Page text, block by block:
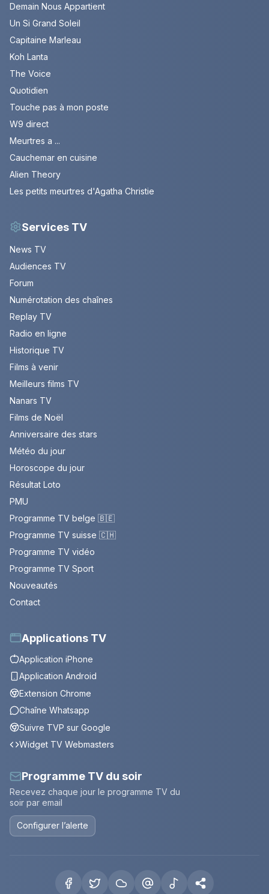
Demain Nous Appartient
Un Si Grand Soleil
Capitaine Marleau
Koh Lanta
The Voice
Quotidien
Touche pas à mon poste
W9 direct
Meurtres a ...
Cauchemar en cuisine
Alien Theory
Les petits meurtres d'Agatha Christie
Services TV
News TV
Audiences TV
Forum
Numérotation des chaînes
Replay TV
Radio en ligne
Historique TV
Films à venir
Meilleurs films TV
Nanars TV
Films de Noël
Anniversaire des stars
Météo du jour
Horoscope du jour
Résultat Loto
PMU
Programme TV belge 🇧🇪
Programme TV suisse 🇨🇭
Programme TV vidéo
Programme TV Sport
Nouveautés
Contact
Applications TV
Application iPhone
Application Android
Extension Chrome
Chaîne Whatsapp
Suivre TVP sur Google
Widget TV Webmasters
Programme TV du soir
Recevez chaque jour le programme TV du
soir par email
Configurer l’alerte